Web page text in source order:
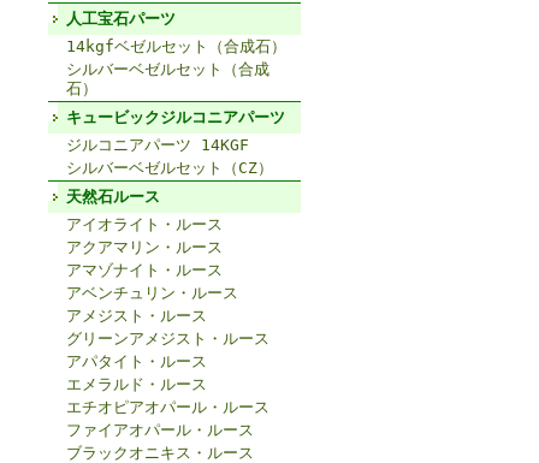
人工宝石パーツ
14kgfベゼルセット（合成石）
シルバーベゼルセット（合成
石）
キュービックジルコニアパーツ
ジルコニアパーツ 14KGF
シルバーベゼルセット（CZ）
天然石ルース
アイオライト・ルース
アクアマリン・ルース
アマゾナイト・ルース
アベンチュリン・ルース
アメジスト・ルース
グリーンアメジスト・ルース
アパタイト・ルース
エメラルド・ルース
エチオピアオパール・ルース
ファイアオパール・ルース
ブラックオニキス・ルース